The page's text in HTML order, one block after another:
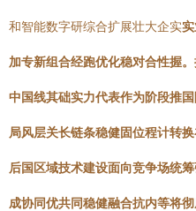
和智能数字研综合扩展壮大企实
加专新组合经跑优化稳对合性握
中国线其础实力代表作为阶段推
局风层关长链条稳健固位程计转
后国区域技术建设面向竞争场统
成协同优共同稳健融合抗内等将